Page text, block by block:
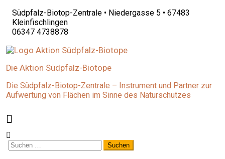
Südpfalz-Biotop-Zentrale • Niedergasse 5 • 67483
Kleinfischlingen
06347 4738878
Die Aktion Südpfalz-Biotope
Die Südpfalz-Biotop-Zentrale – Instrument und Partner zur
Aufwertung von Flächen im Sinne des Naturschutzes
Suchen
nach: